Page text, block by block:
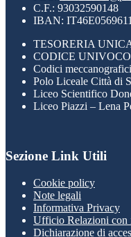
C.F.: 93032590148
IBAN:
TESORERIA
CODICE UNIVOCO
Codici
Polo Liceale Città di
Liceo Scientifico
Liceo Piazzi – Lena
Sezione Link Utili
Cookie policy
Note legali
Informativa Privacy
Ufficio Relazioni con
Dichiarazione di